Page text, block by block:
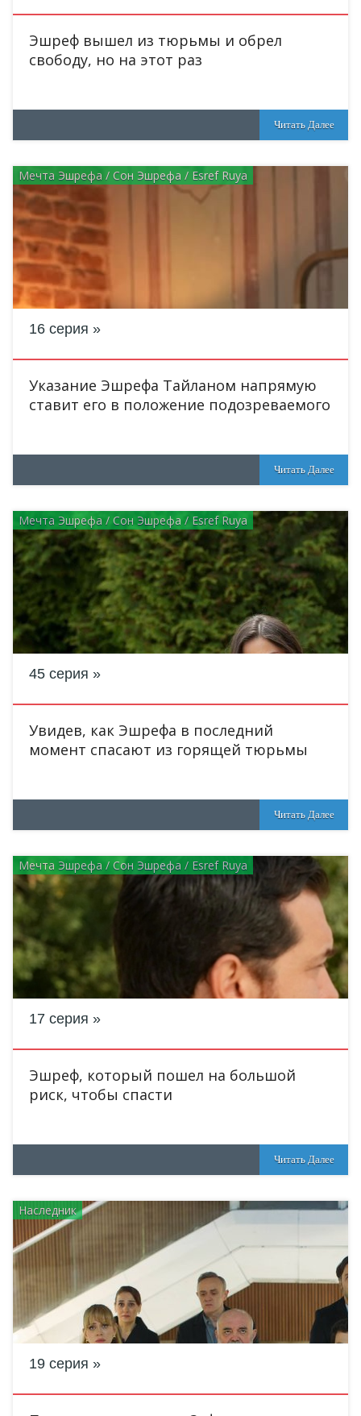
Эшреф вышел из тюрьмы и обрел
свободу, но на этот раз
Читать Далее
Мечта Эшрефа / Сон Эшрефа / Esref Ruya
16 серия
Указание Эшрефа Тайланом напрямую
ставит его в положение подозреваемого
Читать Далее
Мечта Эшрефа / Сон Эшрефа / Esref Ruya
45 серия
Увидев, как Эшрефа в последний
момент спасают из горящей тюрьмы
Читать Далее
Мечта Эшрефа / Сон Эшрефа / Esref Ruya
17 серия
Эшреф, который пошел на большой
риск, чтобы спасти
Читать Далее
Наследник
19 серия